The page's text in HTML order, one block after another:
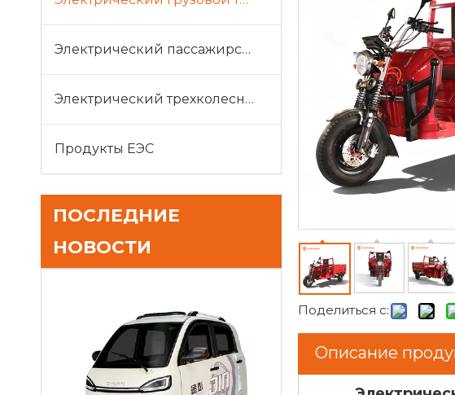
Электрический пассажирский трицикл
Электрический трехколесный велосипед для отдыха
Продукты ЕЭС
ПОСЛЕДНИЕ
НОВОСТИ
Поделиться с:
Описание